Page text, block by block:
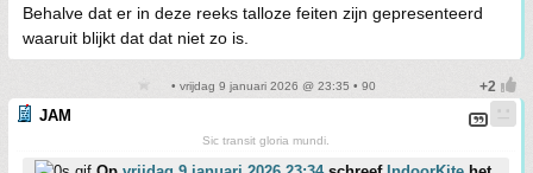
Behalve dat er in deze reeks talloze feiten zijn gepresenteerd
waaruit blijkt dat dat niet zo is.
• vrijdag 9 januari 2026 @ 23:35 • 90
JAM
Sic transit gloria mundi.